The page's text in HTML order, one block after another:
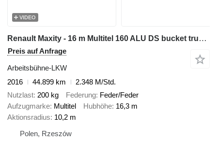
VIDEO
Renault Maxity - 16 m Multitel 160 ALU DS bucket truck boom zwyżka
Preis auf Anfrage
Arbeitsbühne-LKW
2016
44.899 km
2.348 M/Std.
Nutzlast 200 kg Federung Feder/Feder
Aufzugmarke Multitel Hubhöhe 16,3 m
Aktionsradius 10,2 m
Polen, Rzeszów